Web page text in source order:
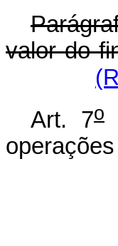
valor do
Art. 7o